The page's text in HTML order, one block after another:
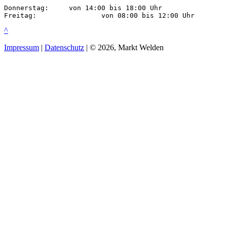
Donnerstag:	von 14:00 bis 18:00 Uhr
Freitag:		von 08:00 bis 12:00 Uhr
^
Impressum | Datenschutz | © 2026, Markt Welden